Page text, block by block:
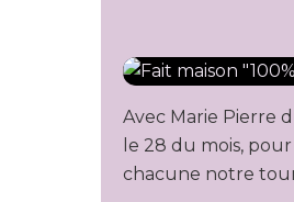
Avec Marie Pierre
le 28 du mois,
chacune notre